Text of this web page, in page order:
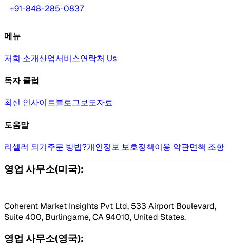
+91-848-285-0837
메뉴
저희 소개산업서비스연락처 Us
독자 클럽
최신 인사이트블로그보도자료
도움말
리셀러 되기주문 방법?개인정보 보호정책이용 약관면책 조항
영업 사무소(미국):
Coherent Market Insights Pvt Ltd, 533 Airport Boulevard,
Suite 400, Burlingame, CA 94010, United States.
영업 사무소(영국):